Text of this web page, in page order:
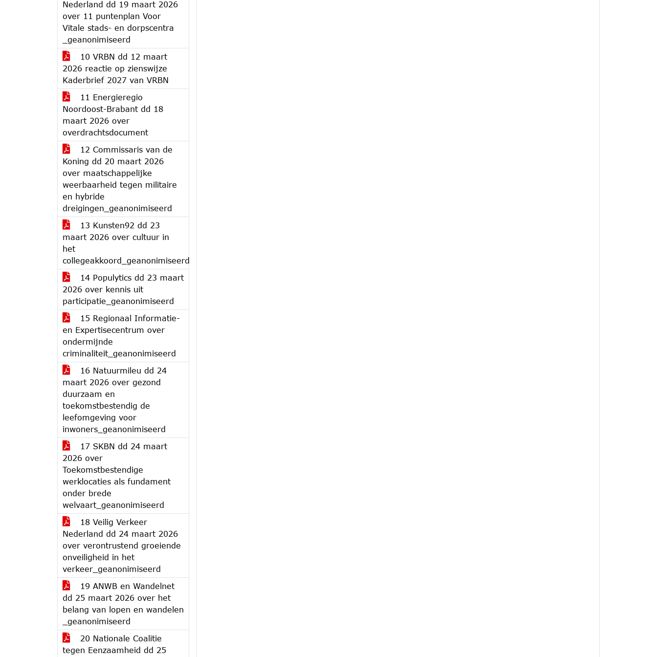
Nederland dd 19 maart 2026
over 11 puntenplan Voor
Vitale stads- en dorpscentra
_geanonimiseerd
10 VRBN dd 12 maart
2026 reactie op zienswijze
Kaderbrief 2027 van VRBN
11 Energieregio
Noordoost-Brabant dd 18
maart 2026 over
overdrachtsdocument
12 Commissaris van de
Koning dd 20 maart 2026
over maatschappelijke
weerbaarheid tegen militaire
en hybride
dreigingen_geanonimiseerd
13 Kunsten92 dd 23
maart 2026 over cultuur in
het
collegeakkoord_geanonimiseerd
14 Populytics dd 23 maart
2026 over kennis uit
participatie_geanonimiseerd
15 Regionaal Informatie-
en Expertisecentrum over
ondermijnde
criminaliteit_geanonimiseerd
16 Natuurmileu dd 24
maart 2026 over gezond
duurzaam en
toekomstbestendig de
leefomgeving voor
inwoners_geanonimiseerd
17 SKBN dd 24 maart
2026 over
Toekomstbestendige
werklocaties als fundament
onder brede
welvaart_geanonimiseerd
18 Veilig Verkeer
Nederland dd 24 maart 2026
over verontrustend groeiende
onveiligheid in het
verkeer_geanonimiseerd
19 ANWB en Wandelnet
dd 25 maart 2026 over het
belang van lopen en wandelen
_geanonimiseerd
20 Nationale Coalitie
tegen Eenzaamheid dd 25